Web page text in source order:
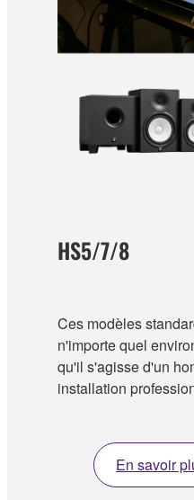
HS5/7/8
Ces modèles
n'importe quel
qu'il s'agisse d'un
installation
En savoir